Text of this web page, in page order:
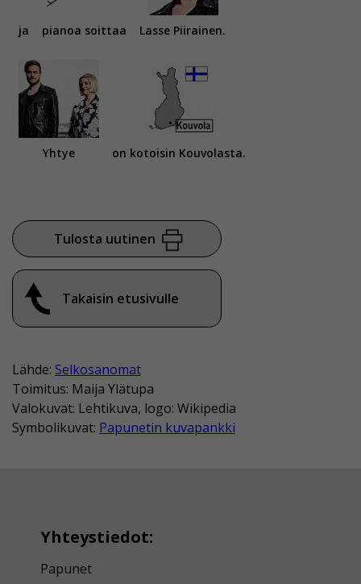
ja pianoa soittaa Lasse Piirainen.
Yhtye on kotoisin Kouvolasta.
Tulosta uutinen
Takaisin etusivulle
Lähde: Selkosanomat
Toimitus: Maija Ylätupa
Valokuvat: Lehtikuva, logo: Wikipedia
Symbolikuvat: Papunetin kuvapankki
Yhteystiedot:
Papunet